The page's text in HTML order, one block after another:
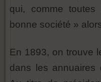
qui, comme
bonne société »
En 1893, on trouve
dans les annuaires